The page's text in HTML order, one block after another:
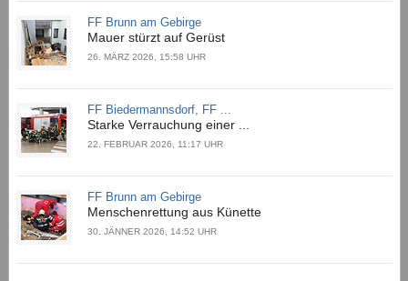
FF Brunn am Gebirge
Mauer stürzt auf Gerüst
26. MÄRZ 2026, 15:58 UHR
FF Biedermannsdorf, FF ...
Starke Verrauchung einer ...
22. FEBRUAR 2026, 11:17 UHR
FF Brunn am Gebirge
Menschenrettung aus Künette
30. JÄNNER 2026, 14:52 UHR